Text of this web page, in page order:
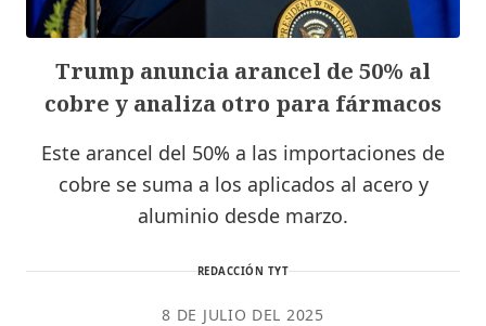
Trump anuncia arancel de 50% al
cobre y analiza otro para fármacos
Este arancel del 50% a las importaciones de
cobre se suma a los aplicados al acero y
aluminio desde marzo.
REDACCIÓN TYT
8 DE JULIO DEL 2025